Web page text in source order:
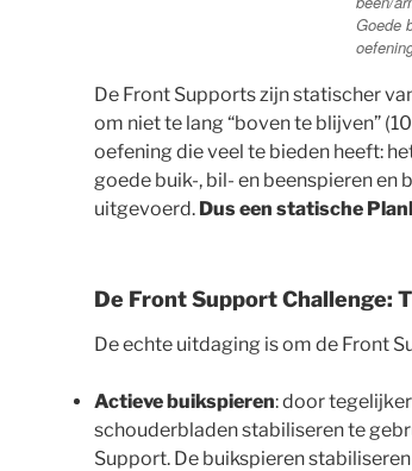
Goede
De Front Supports zijn statischer
om niet te lang “boven te blijven”
oefening die veel te bieden heeft:
goede buik-, bil- en beenspieren
uitgevoerd. Dus een statische
De Front Support Challenge:
De echte uitdaging is om de Front
Actieve buikspieren: door
schouderbladen stabiliseren te
Support. De buikspieren